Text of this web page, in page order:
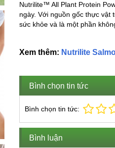
Nutrilite™ All Plant Protein
ngày. Với nguồn gốc thực vật
sức khỏe và là một phần
Xem thêm: Nutrilite
Bình chọn tin tức
Bình chọn tin tức:
Bình luận